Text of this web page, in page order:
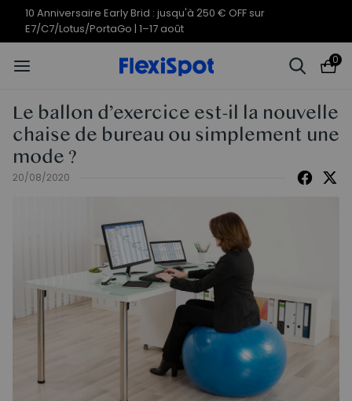
10 Anniversaire Early Brid : jusqu'à 250 € OFF sur
E7/C7/Lotus/PortaGo | 1–17 août
0
Le ballon d’exercice est-il la nouvelle
chaise de bureau ou simplement une
mode ?
20/08/2020